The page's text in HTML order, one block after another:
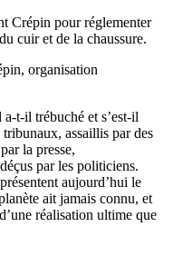
Crépin pour réglementer
cuir et de la chaussure.
organisation
t-il trébuché et s’est-il
assaillis par des
la presse,
par les politiciens.
aujourd’hui le
ait jamais connu, et
réalisation ultime que